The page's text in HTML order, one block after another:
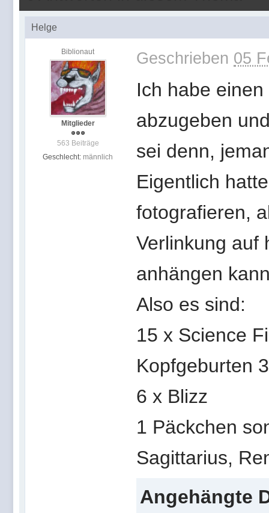
Helge
Biblionaut
Mitglieder
563 Beiträge
Geschlecht: männlich
Geschrieben 05
Ich habe
abzugeben
sei denn,
Eigentlich
fotografieren,
Verlinkung auf
anhängen
Also es sind:
15 x Science
Kopfgeburten
6 x Blizz
1 Päckchen
Sagittarius,
Angehängte